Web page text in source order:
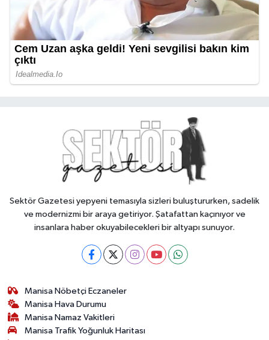
Sektör Gazetesi yepyeni temasıyla sizleri buluştururken, sadelik
ve modernizmi bir araya getiriyor. Şatafattan kaçınıyor ve
insanlara haber okuyabilecekleri bir altyapı sunuyor.
Manisa Nöbetçi Eczaneler
Manisa Hava Durumu
Manisa Namaz Vakitleri
Manisa Trafik Yoğunluk Haritası